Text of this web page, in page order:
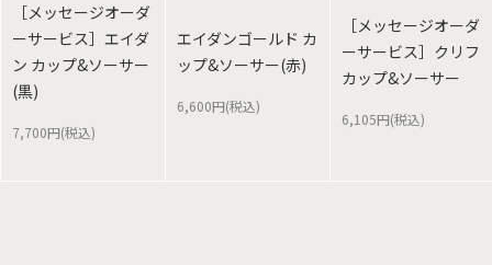
［メッセージオーダ
ーサービス］エイダ
ン カップ&ソーサー
(黒)
7,700円(税込)
エイダンゴールド カ
ップ&ソーサー(赤)
6,600円(税込)
［メッセージオーダ
ーサービス］クリフ
カップ&ソーサー
6,105円(税込)